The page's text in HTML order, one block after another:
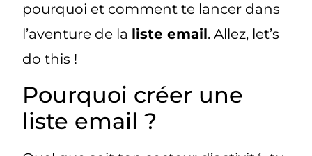
pourquoi et comment te lancer dans
l’aventure de la liste email. Allez, let’s
do this !
Pourquoi créer une
liste email ?